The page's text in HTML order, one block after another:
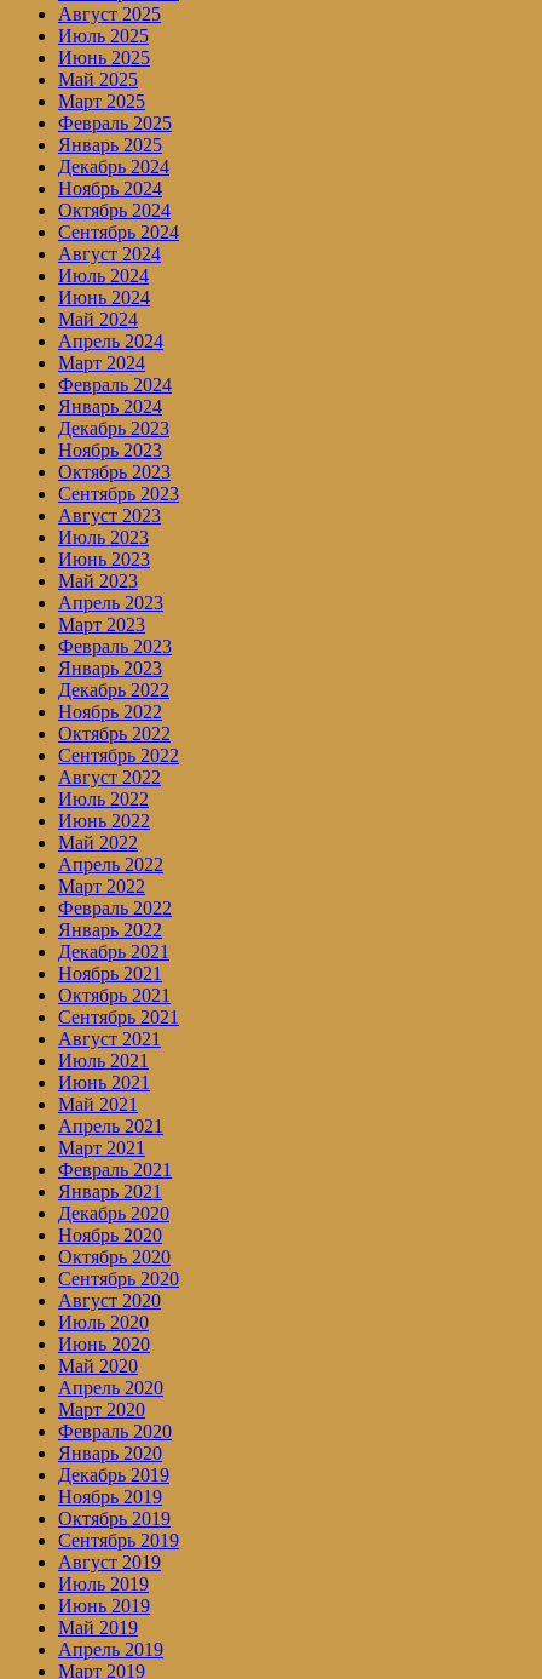
Август 2025
Июль 2025
Июнь 2025
Май 2025
Март 2025
Февраль 2025
Январь 2025
Декабрь 2024
Ноябрь 2024
Октябрь 2024
Сентябрь 2024
Август 2024
Июль 2024
Июнь 2024
Май 2024
Апрель 2024
Март 2024
Февраль 2024
Январь 2024
Декабрь 2023
Ноябрь 2023
Октябрь 2023
Сентябрь 2023
Август 2023
Июль 2023
Июнь 2023
Май 2023
Апрель 2023
Март 2023
Февраль 2023
Январь 2023
Декабрь 2022
Ноябрь 2022
Октябрь 2022
Сентябрь 2022
Август 2022
Июль 2022
Июнь 2022
Май 2022
Апрель 2022
Март 2022
Февраль 2022
Январь 2022
Декабрь 2021
Ноябрь 2021
Октябрь 2021
Сентябрь 2021
Август 2021
Июль 2021
Июнь 2021
Май 2021
Апрель 2021
Март 2021
Февраль 2021
Январь 2021
Декабрь 2020
Ноябрь 2020
Октябрь 2020
Сентябрь 2020
Август 2020
Июль 2020
Июнь 2020
Май 2020
Апрель 2020
Март 2020
Февраль 2020
Январь 2020
Декабрь 2019
Ноябрь 2019
Октябрь 2019
Сентябрь 2019
Август 2019
Июль 2019
Июнь 2019
Май 2019
Апрель 2019
Март 2019